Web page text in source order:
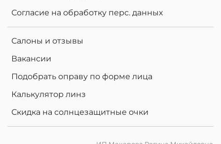
Согласие на обработку перс. данных
Салоны и отзывы
Вакансии
Подобрать оправу по форме лица
Калькулятор линз
Скидка на солнцезащитные очки